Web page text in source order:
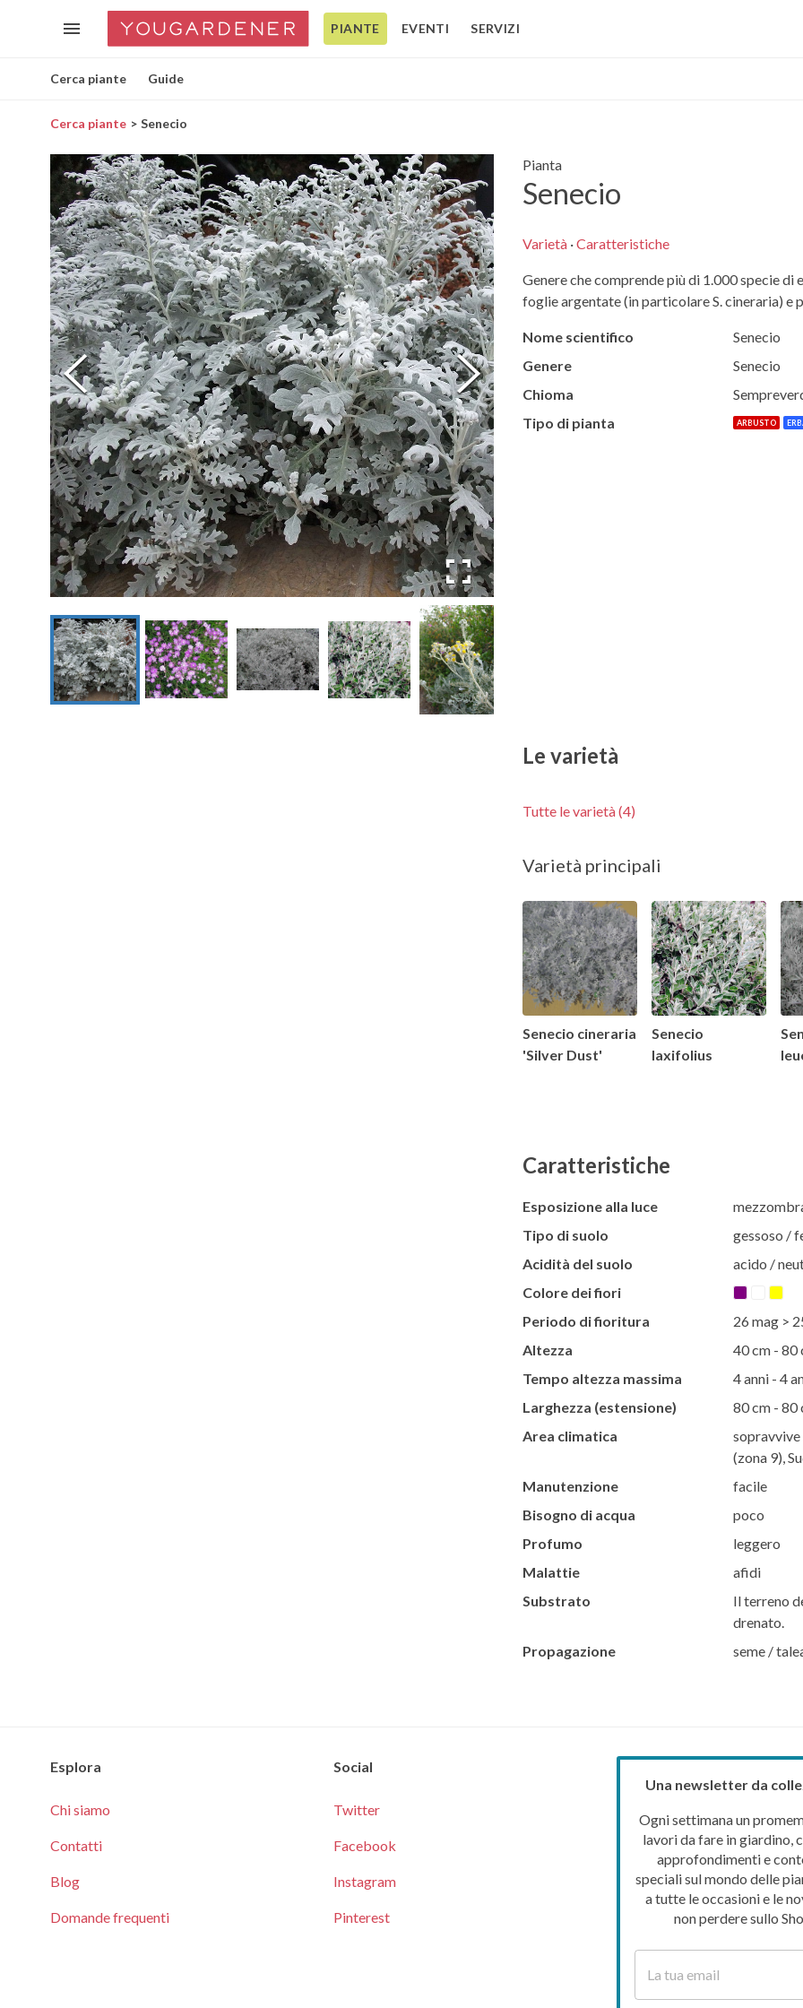
PIANTE EVENTI SERVIZI
Cerca piante Guide
Cerca piante Senecio
Pianta
Senecio
Varietà·Caratteristiche
Genere che comprende più di 1.000 specie
foglie argentate (in particolare S. cineraria) e
Nome scientifico
Senecio
Genere
Senecio
Chioma
Tipo di pianta
ARBUSTO
Le varietà
Tutte le varietà (4)
Varietà principali
Senecio cineraria
'Silver Dust'
Senecio
laxifolius
Caratteristiche
Esposizione alla luce
Tipo di suolo
gessoso /
Acidità del suolo
acido /
Colore dei fiori
Periodo di fioritura
26 mag >
Altezza
40 cm - 80
Tempo altezza massima
4 anni - 4
Larghezza (estensione)
80 cm - 80
Area climatica
sopravvive
(zona 9),
Manutenzione
facile
Bisogno di acqua
poco
Profumo
leggero
Malattie
afidi
Substrato
Il terreno
drenato.
Propagazione
seme /
Esplora
Chi siamo
Contatti
Blog
Domande frequenti
Social
Twitter
Facebook
Instagram
Pinterest
Una newsletter da
Ogni settimana un
lavori da fare in giardino,
approfondimenti e
speciali sul mondo delle
a tutte le occasioni e le
non perdere sullo